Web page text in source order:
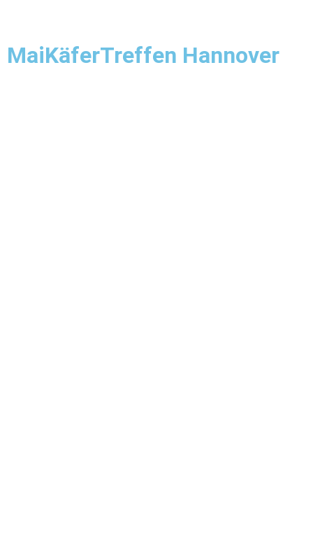
MaiKäferTreffen Hannover